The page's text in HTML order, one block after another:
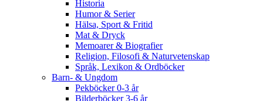
Historia
Humor & Serier
Hälsa, Sport & Fritid
Mat & Dryck
Memoarer & Biografier
Religion, Filosofi & Naturvetenskap
Språk, Lexikon & Ordböcker
Barn- & Ungdom
Pekböcker 0-3 år
Bilderböcker 3-6 år